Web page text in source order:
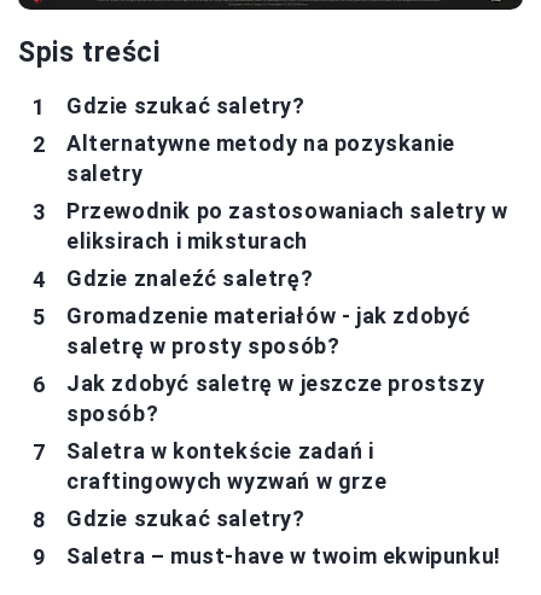
Spis treści
Gdzie szukać saletry?
Alternatywne metody na pozyskanie
saletry
Przewodnik po zastosowaniach saletry w
eliksirach i miksturach
Gdzie znaleźć saletrę?
Gromadzenie materiałów - jak zdobyć
saletrę w prosty sposób?
Jak zdobyć saletrę w jeszcze prostszy
sposób?
Saletra w kontekście zadań i
craftingowych wyzwań w grze
Gdzie szukać saletry?
Saletra – must-have w twoim ekwipunku!